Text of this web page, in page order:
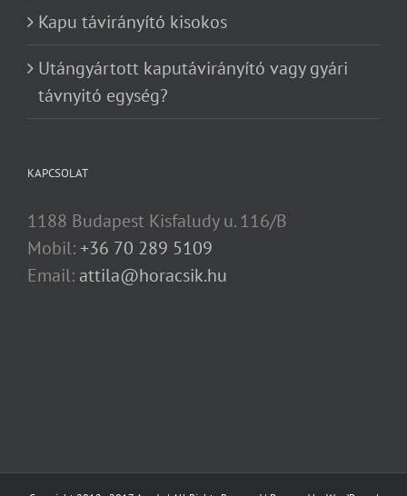
Kapu távirányító kisokos
Utángyártott kaputávirányító vagy gyári
távnyitó egység?
KAPCSOLAT
1188 Budapest Kisfaludy u. 116/B
Mobil:+36 70 289 5109
Email: attila@horacsik.hu